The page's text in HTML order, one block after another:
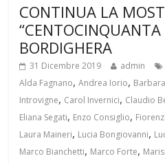
CONTINUA LA
“CENTOCINQUANTA
BORDIGHERA
31 Dicembre 2019 admin
Alda Fagnano,Andrea Iorio,
Introvigne, Carol Invernici, Claudio
Eliana Segati, Enzo Consiglio,
Laura Maineri, Lucia Bongiovanni,
Marco Bianchetti, Marco Forte,